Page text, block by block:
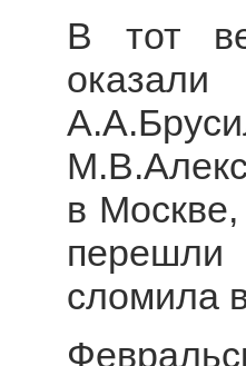
В тот
в
сломила